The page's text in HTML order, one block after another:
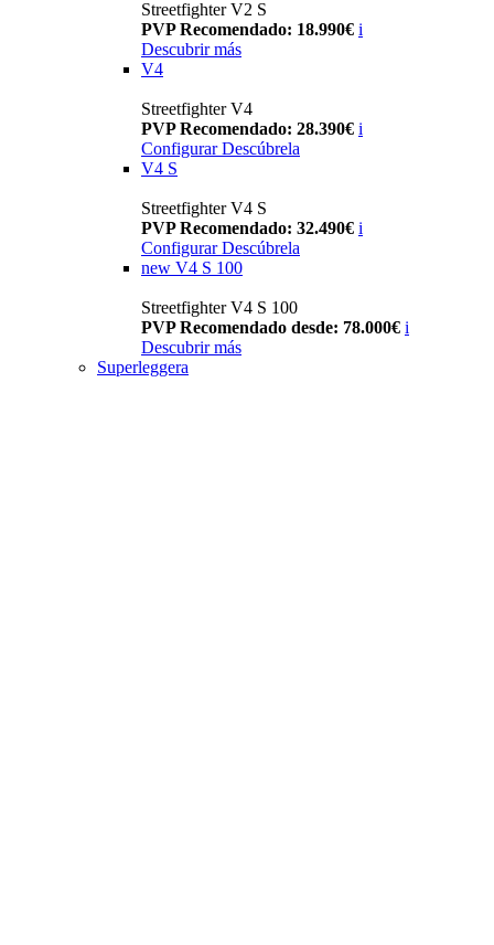
Streetfighter V2 S
PVP Recomendado: 18.990€ i
Descubrir más
V4
Streetfighter V4
PVP Recomendado: 28.390€ i
Configurar Descúbrela
V4 S
Streetfighter V4 S
PVP Recomendado: 32.490€ i
Configurar Descúbrela
new V4 S 100
Streetfighter V4 S 100
PVP Recomendado desde: 78.000€ i
Descubrir más
Superleggera